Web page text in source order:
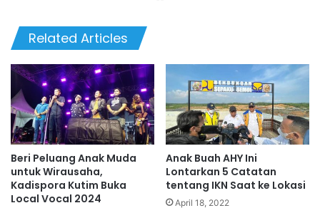
Related Articles
Beri Peluang Anak Muda
untuk Wirausaha,
Kadispora Kutim Buka
Local Vocal 2024
Anak Buah AHY Ini
Lontarkan 5 Catatan
tentang IKN Saat ke Lokasi
April 18, 2022